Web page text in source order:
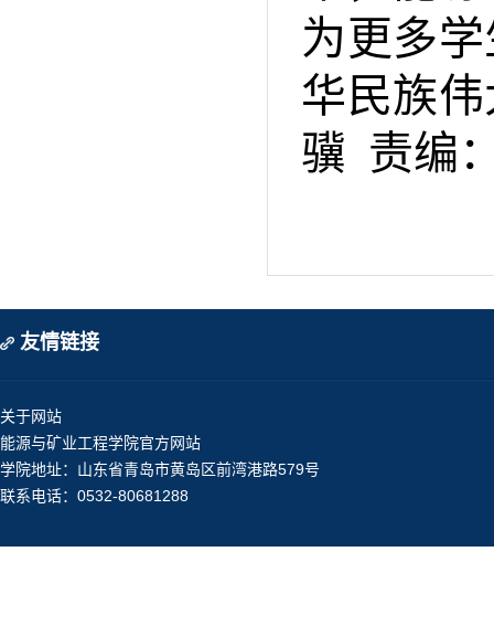
为更多
华民族
骥 责编
友情链接
关于网站
能源与矿业工程学院官方网站
学院地址：山东省青岛市黄岛区前湾港路579号
联系电话：0532-80681288